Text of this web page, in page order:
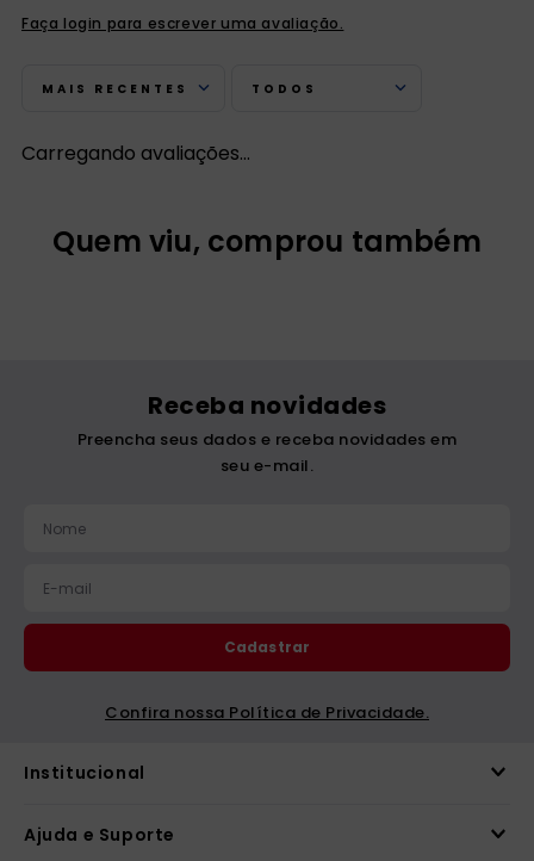
Faça login para escrever uma avaliação.
MAIS RECENTES TODOS
Carregando avaliações…
Quem viu, comprou também
Receba novidades
Preencha seus dados e receba novidades em
seu e-mail.
Confira nossa Política de Privacidade.
Cadastrar
Institucional
Ajuda e Suporte